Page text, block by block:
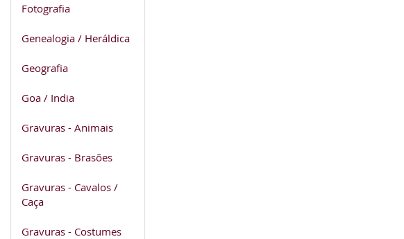
Fotografia
Genealogia / Heráldica
Geografia
Goa / India
Gravuras - Animais
Gravuras - Brasões
Gravuras - Cavalos /
Caça
Gravuras - Costumes